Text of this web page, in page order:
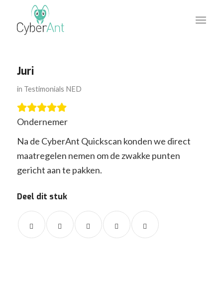
Juri
in Testimonials NED
Ondernemer
Na de CyberAnt Quickscan konden we direct
maatregelen nemen om de zwakke punten
gericht aan te pakken.
Deel dit stuk